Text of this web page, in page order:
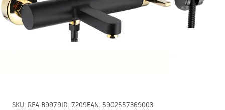
SKU: REA-B9979ID: 7209EAN: 5902557369003